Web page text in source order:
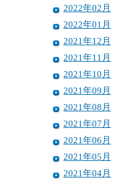
2022年02月
2022年01月
2021年12月
2021年11月
2021年10月
2021年09月
2021年08月
2021年07月
2021年06月
2021年05月
2021年04月